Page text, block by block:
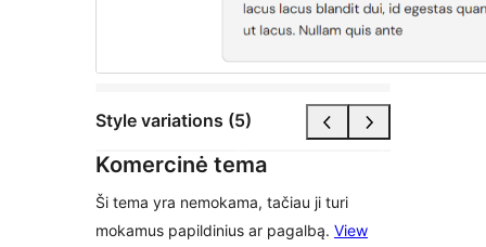
Style variations (5)
Komercinė tema
Ši tema yra nemokama, tačiau ji turi
mokamus papildinius ar pagalbą. View